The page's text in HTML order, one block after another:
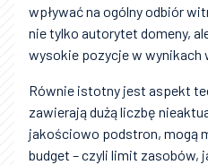
wpływać na ogólny odbiór
nie tylko autorytet domeny,
wysokie pozycje w wynikach
Równie istotny jest aspekt
zawierają dużą liczbę
jakościowo podstron, mogą
budget – czyli limit zasobów,